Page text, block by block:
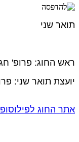
תואר שני
​ראש החוג: פרופ'
יועצת תואר שני:
אתר החוג